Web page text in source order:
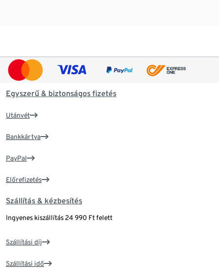
Egyszerű & biztonságos fizetés
Utánvét
Bankkártya
PayPal
Előrefizetés
Szállítás & kézbesítés
Ingyenes kiszállítás 24 990 Ft felett
Szállítási díj
Szállítási idő